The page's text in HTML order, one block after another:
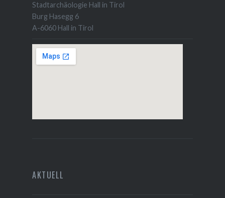
Stadtarchäologie Hall in Tirol
Burg Hasegg 6
A-6060 Hall in Tirol
AKTUELL